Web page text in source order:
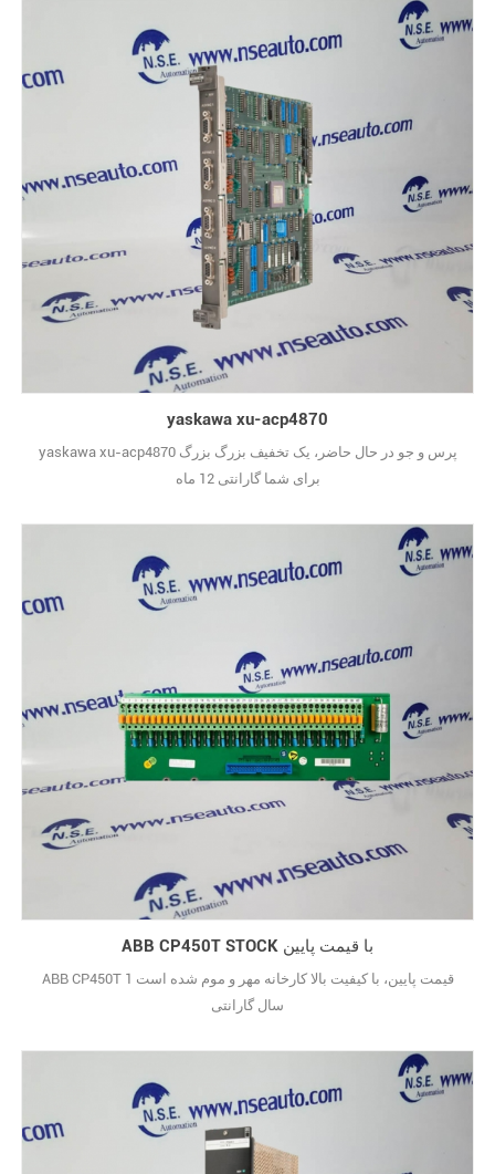
yaskawa xu-acp4870
yaskawa xu-acp4870 پرس و جو در حال حاضر، یک تخفیف بزرگ بزرگ
برای شما گارانتی 12 ماه
ABB CP450T STOCK با قیمت پایین
ABB CP450T قیمت پایین، با کیفیت بالا کارخانه مهر و موم شده است 1
سال گارانتی